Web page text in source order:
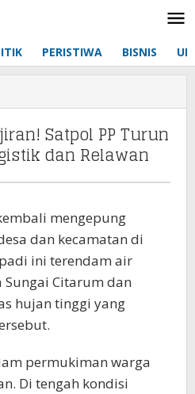
PERISTIWA BISNIS
Satpol
Satpol PP Turun
dan Relawan
mengepung
dan kecamatan di
ini terendam air
Citarum dan
hujan tinggi yang
permukiman warga
Di tengah kondisi